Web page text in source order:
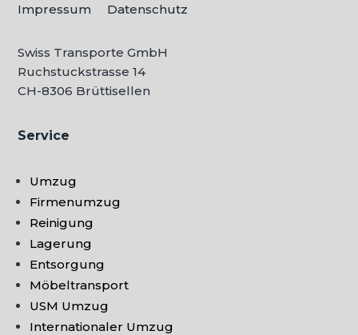
Impressum Datenschutz
Swiss Transporte GmbH
Ruchstuckstrasse 14
CH-8306 Brüttisellen
Service
Umzug
Firmenumzug
Reinigung
Lagerung
Entsorgung
Möbeltransport
USM Umzug
Internationaler Umzug